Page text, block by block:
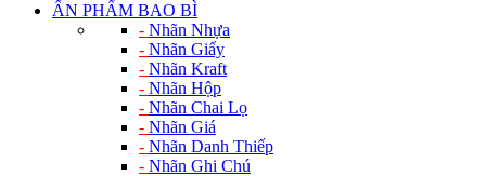
ẤN PHẨM BAO BÌ
- Nhãn Nhựa
- Nhãn Giấy
- Nhãn Kraft
- Nhãn Hộp
- Nhãn Chai Lọ
- Nhãn Giá
- Nhãn Danh Thiếp
- Nhãn Ghi Chú